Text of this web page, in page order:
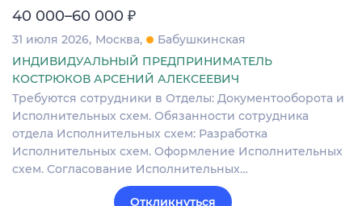
40 000–60 000 ₽
31 июля 2026 Москва
Бабушкинская
ИНДИВИДУАЛЬНЫЙ ПРЕДПРИНИМАТЕЛЬ
КОСТРЮКОВ АРСЕНИЙ АЛЕКСЕЕВИЧ
Требуются сотрудники в Отделы: Документооборота и
Исполнительных схем. Обязанности сотрудника
отдела Исполнительных схем: Разработка
Исполнительных схем. Оформление Исполнительных
схем. Согласование Исполнительных…
Откликнуться